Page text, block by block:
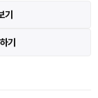
기
기